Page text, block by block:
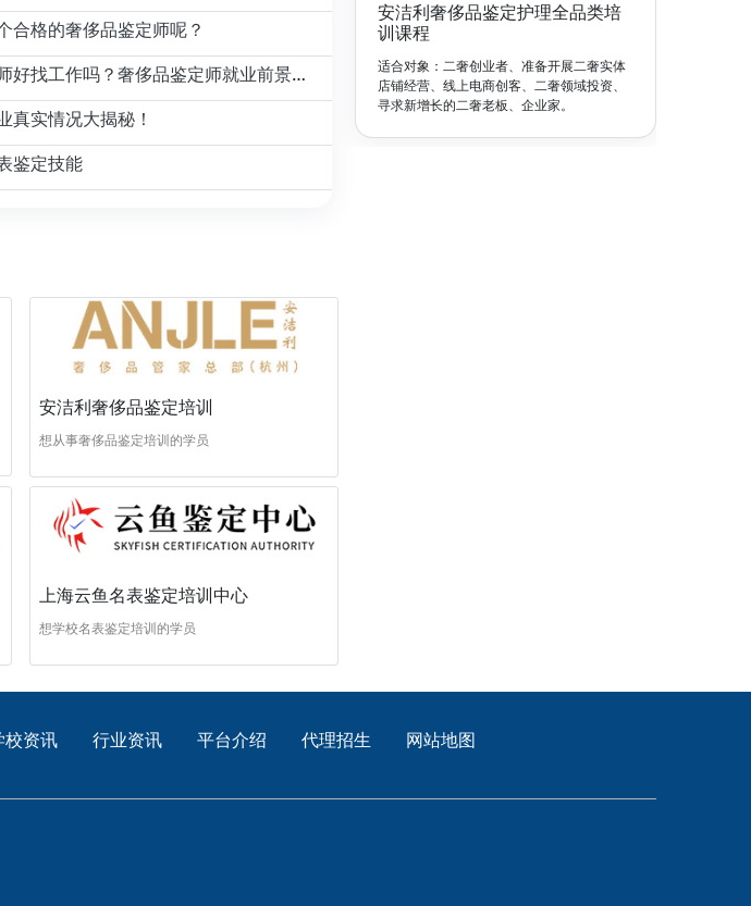
合格的奢侈品鉴定师呢？
学了奢侈品鉴定师好找工作吗？奢侈品鉴定师就业前景怎么样？
真实情况大揭秘！
鉴定技能
安洁利奢侈品鉴定培训
想从事奢侈品鉴定培训的学员
上海云鱼名表鉴定培训中心
想学校名表鉴定培训的学员
安洁利奢侈品鉴定护理全品类培
训课程
适合对象：二奢创业者、准备开展二奢实体
店铺经营、线上电商创客、二奢领域投资、
寻求新增长的二奢老板、企业家。
校资讯 行业资讯 平台介绍 代理招生 网站地图